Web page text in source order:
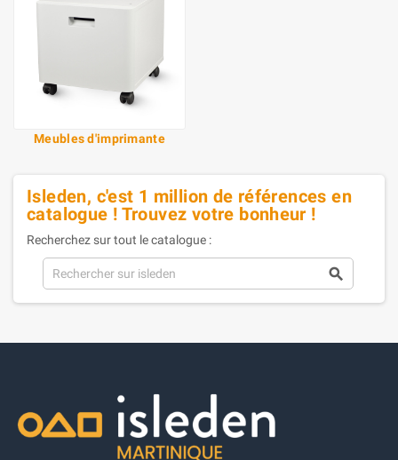
Meubles d'imprimante
Isleden, c'est 1 million de références en
catalogue ! Trouvez votre bonheur !
Recherchez sur tout le catalogue :
